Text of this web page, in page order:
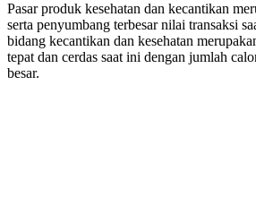
Pasar produk kesehatan dan kecantikan
serta penyumbang terbesar nilai transaksi
bidang kecantikan dan kesehatan
tepat dan cerdas saat ini dengan jumlah
besar.